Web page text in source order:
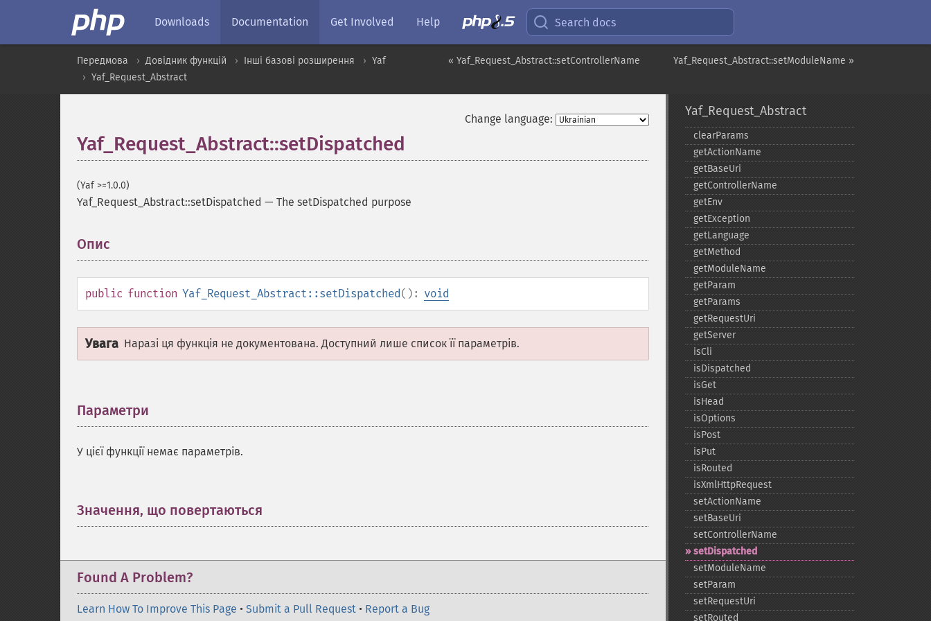
Downloads Documentation Get Involved Help Search docs
Yaf_Request_Abstract::setModuleName »
« Yaf_Request_Abstract::setControllerName
Передмова Довідник функцій Інші базові розширення
Yaf
Yaf_Request_Abstract
Change language:
Yaf_Request_Abstract::setDispatched
(Yaf >=1.0.0)
Yaf_Request_Abstract::setDispatched — The setDispatched purpose
Опис
public function Yaf_Request_Abstract::setDispatched(): void
Увага Наразі ця функція не документована. Доступний лише список її параметрів.
Параметри
У цієї функції немає параметрів.
Значення, що повертаються
Found A Problem?
Learn How To Improve This Page • Submit a Pull Request • Report a Bug
Yaf_Request_Abstract
clearParams
getActionName
getBaseUri
getControllerName
getEnv
getException
getLanguage
getMethod
getModuleName
getParam
getParams
getRequestUri
getServer
isCli
isDispatched
isGet
isHead
isOptions
isPost
isPut
isRouted
isXmlHttpRequest
setActionName
setBaseUri
setControllerName
setDispatched
setModuleName
setParam
setRequestUri
setRouted